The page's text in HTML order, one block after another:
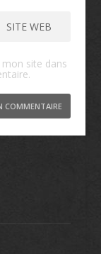
site dans